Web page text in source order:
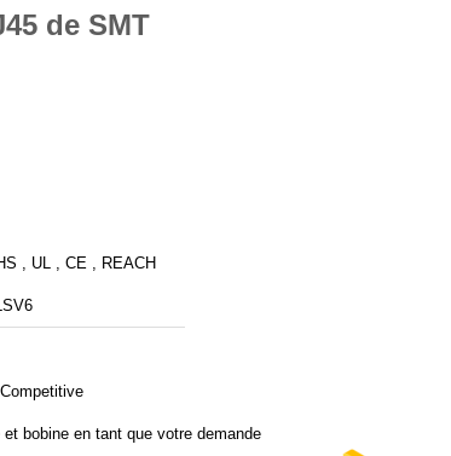
de SMT
, UL , CE , REACH
et bobine en tant que votre demande